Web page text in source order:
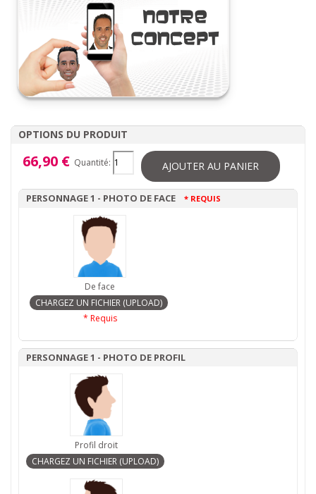
OPTIONS DU PRODUIT
66,90 € Quantité: AJOUTER AU PANIER
PERSONNAGE 1 - PHOTO DE FACE * REQUIS
De face
* Requis
PERSONNAGE 1 - PHOTO DE PROFIL
Profil droit